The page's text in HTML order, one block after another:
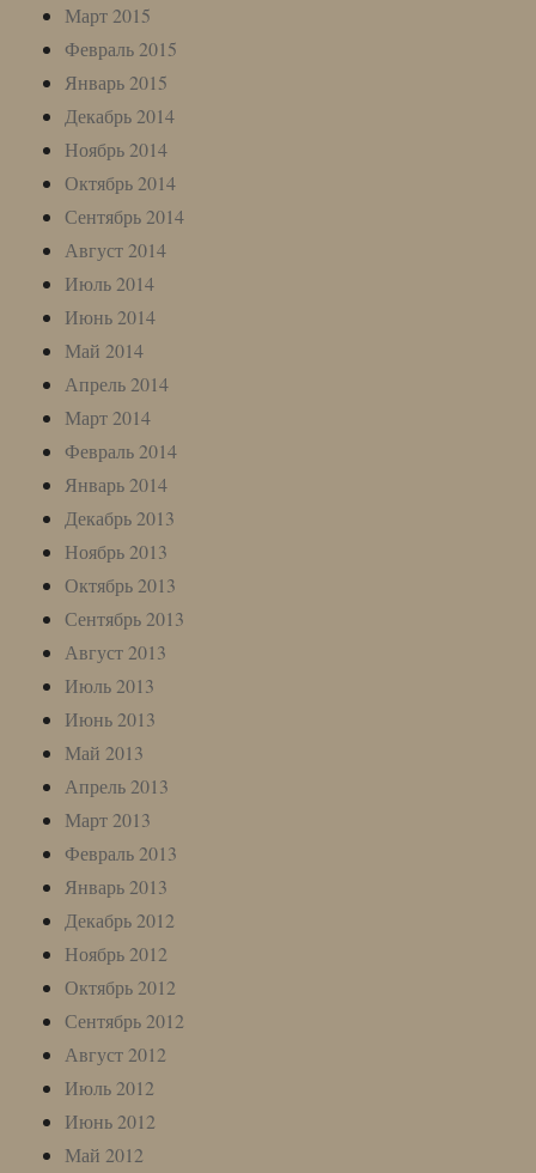
Март 2015
Февраль 2015
Январь 2015
Декабрь 2014
Ноябрь 2014
Октябрь 2014
Сентябрь 2014
Август 2014
Июль 2014
Июнь 2014
Май 2014
Апрель 2014
Март 2014
Февраль 2014
Январь 2014
Декабрь 2013
Ноябрь 2013
Октябрь 2013
Сентябрь 2013
Август 2013
Июль 2013
Июнь 2013
Май 2013
Апрель 2013
Март 2013
Февраль 2013
Январь 2013
Декабрь 2012
Ноябрь 2012
Октябрь 2012
Сентябрь 2012
Август 2012
Июль 2012
Июнь 2012
Май 2012